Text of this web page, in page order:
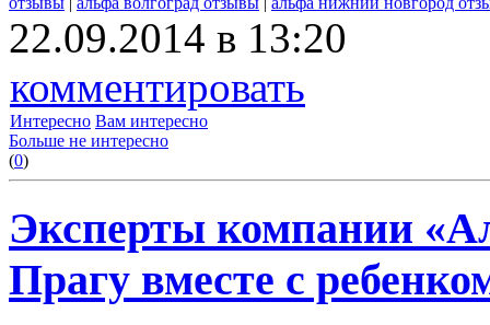
22.09.2014 в 13:20
комментировать
Интересно Вам интересно
Больше не интересно
(0)
Эксперты компании
Прагу вместе с